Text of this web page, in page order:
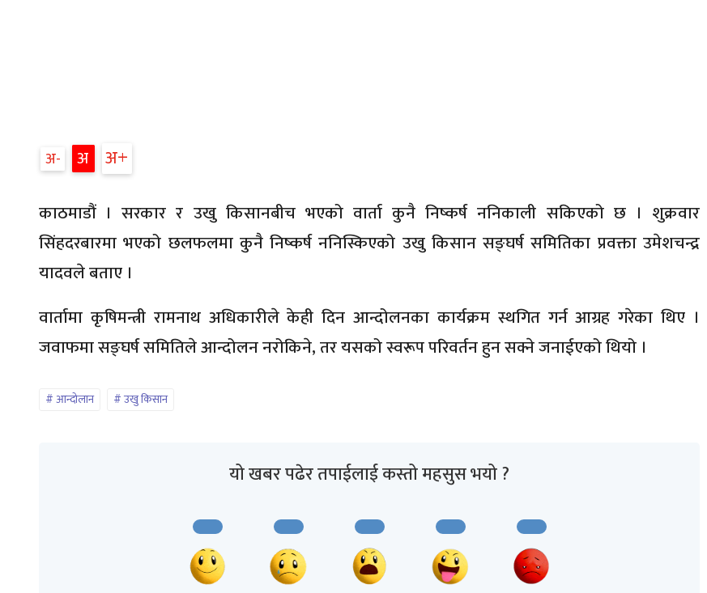
अ अ अ
काठमाडौं । सरकार र उखु किसानबीच भएको वार्ता कुनै निष्कर्ष ननिकाली सकिएको छ । शुक्रवार
सिंहदरबारमा भएको छलफलमा कुनै निष्कर्ष ननिस्किएको उखु किसान सङ्घर्ष समितिका प्रवक्ता उमेशचन्द्र
यादवले बताए ।
वार्तामा कृषिमन्त्री रामनाथ अधिकारीले केही दिन आन्दोलनका कार्यक्रम स्थगित गर्न आग्रह गरेका थिए ।
जवाफमा सङ्घर्ष समितिले आन्दोलन नरोकिने, तर यसको स्वरूप परिवर्तन हुन सक्ने जनाईएको थियो ।
आन्दोलान उखु किसान
यो खबर पढेर तपाईलाई कस्तो महसुस भयो ?